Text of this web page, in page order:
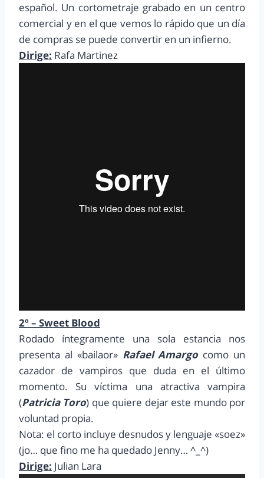
español. Un cortometraje grabado en un centro
comercial y en el que vemos lo rápido que un día
de compras se puede convertir en un infierno.
Dirige: Rafa Martinez
2º – Sweet Blood
Rodado íntegramente una sola estancia nos
presenta al «bailaor» Rafael Amargo como un
cazador de vampiros que duda en el último
momento. Su víctima una atractiva vampira
(Patricia Toro) que quiere dejar este mundo por
voluntad propia.
Nota: el corto incluye desnudos y lenguaje «soez»
(jo… que fino me ha quedado Jenny… ^_^)
Dirige: Julian Lara